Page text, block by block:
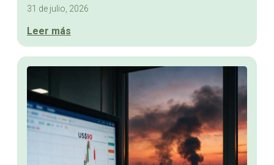
31 de julio, 2026
Leer más